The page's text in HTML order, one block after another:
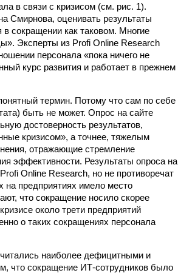
в связи с кризисом (см. рис. 1).
Смирнова, оценивать результаты
в сокращении как таковом. Многие
Эксперты из Profi Online Research
персонала «пока ничего не
курс развития и работает в прежнем
термин. Потому что сам по себе
быть не может. Опрос на сайте
достоверность результатов,
кризисом», а точнее, тяжелым
отражающие стремление
эффективности. Результаты опроса на
Online Research, но не противоречат
на предприятиях имело место
что сокращение носило скорее
около трети предприятий
о таких сокращениях персонала
наиболее дефицитными и
что сокращение ИТ‑сотрудников было